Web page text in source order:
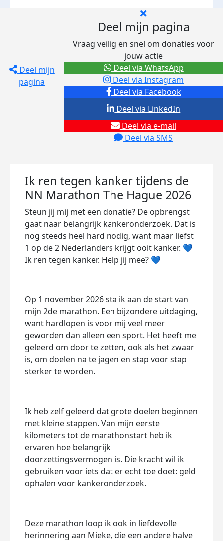
Deel mijn
pagina
Deel mijn pagina
Vraag veilig en snel om donaties voor
jouw actie
Deel via Facebook
Deel via Instagram
Deel via e-mail
Deel via SMS
Deel via LinkedIn
Deel via WhatsApp
Ik ren tegen kanker tijdens de
NN Marathon The Hague 2026
Steun jij mij met een donatie? De opbrengst
gaat naar belangrijk kankeronderzoek. Dat is
nog steeds heel hard nodig, want maar liefst
1 op de 2 Nederlanders krijgt ooit kanker. 💙
Ik ren tegen kanker. Help jij mee? 💙
Op 1 november 2026 sta ik aan de start van
mijn 2de marathon. Een bijzondere uitdaging,
want hardlopen is voor mij veel meer
geworden dan alleen een sport. Het heeft me
geleerd om door te zetten, ook als het zwaar
is, om doelen na te jagen en stap voor stap
sterker te worden.
Ik heb zelf geleerd dat grote doelen beginnen
met kleine stappen. Van mijn eerste
kilometers tot de marathonstart heb ik
ervaren hoe belangrijk
doorzettingsvermogen is. Die kracht wil ik
gebruiken voor iets dat er echt toe doet: geld
ophalen voor kankeronderzoek.
Deze marathon loop ik ook in liefdevolle
herinnering aan Mieke, die een andere halve